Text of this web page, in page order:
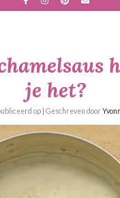
je het?
op | Geschreven door